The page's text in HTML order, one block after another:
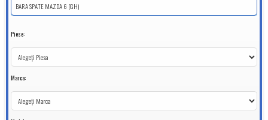
Piese:
Marca: